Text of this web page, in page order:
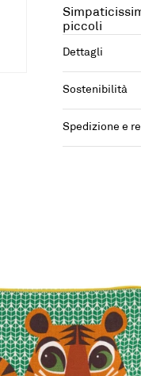
piccoli
Dettagli
Sostenibilità
Spedizione e